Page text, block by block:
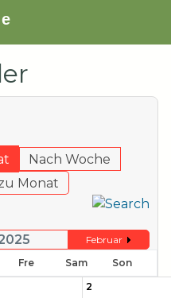
Nach Woche
Monat
Februar
Fre Sam Son
2